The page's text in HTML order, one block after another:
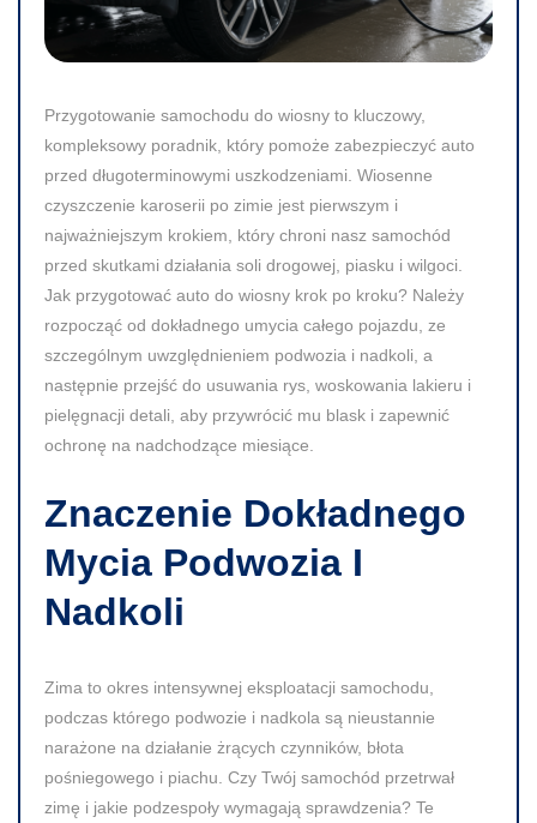
Przygotowanie samochodu do wiosny to kluczowy,
kompleksowy poradnik, który pomoże zabezpieczyć auto
przed długoterminowymi uszkodzeniami. Wiosenne
czyszczenie karoserii po zimie jest pierwszym i
najważniejszym krokiem, który chroni nasz samochód
przed skutkami działania soli drogowej, piasku i wilgoci.
Jak przygotować auto do wiosny krok po kroku? Należy
rozpocząć od dokładnego umycia całego pojazdu, ze
szczególnym uwzględnieniem podwozia i nadkoli, a
następnie przejść do usuwania rys, woskowania lakieru i
pielęgnacji detali, aby przywrócić mu blask i zapewnić
ochronę na nadchodzące miesiące.
Znaczenie Dokładnego
Mycia Podwozia I
Nadkoli
Zima to okres intensywnej eksploatacji samochodu,
podczas którego podwozie i nadkola są nieustannie
narażone na działanie żrących czynników, błota
pośniegowego i piachu. Czy Twój samochód przetrwał
zimę i jakie podzespoły wymagają sprawdzenia? Te